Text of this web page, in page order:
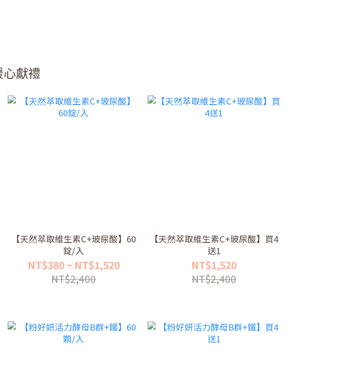
獻禮
【天然萃取維生素C+玻尿酸】60
錠/入
NT$380 ~ NT$1,520
NT$2,400
【天然萃取維生素C+玻尿酸】買4
送1
NT$1,520
NT$2,400